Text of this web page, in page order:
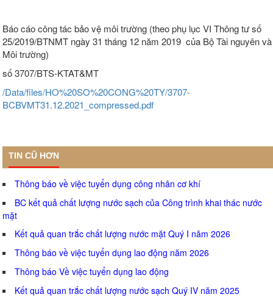
Báo cáo công tác bảo vệ môi trường (theo phụ lục VI Thông tư số
25/2019/BTNMT ngày 31 tháng 12 năm 2019 của Bộ Tài nguyên và
Môi trường)
số 3707/BTS-KTAT&MT
/Data/files/HO%20SO%20CONG%20TY/3707-
BCBVMT31.12.2021_compressed.pdf
TIN CŨ HƠN
Thông báo về việc tuyển dụng công nhân cơ khí
BC kết quả chất lượng nước sạch của Công trình khai thác nước
mặt
Kết quả quan trắc chất lượng nước mặt Quý I năm 2026
Thông báo về việc tuyển dụng lao động năm 2026
Thông báo Về việc tuyển dụng lao động
Kết quả quan trắc chất lượng nước sạch Quý IV năm 2025